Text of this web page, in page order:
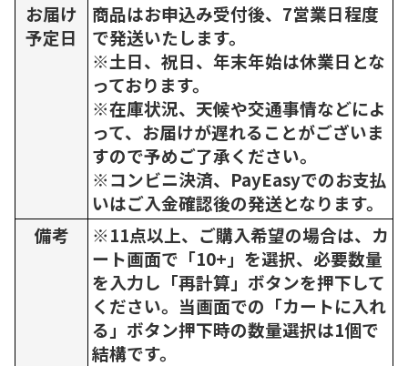
お届け
予定日
商品はお申込み受付後、7営業日程度
で発送いたします。
※土日、祝日、年末年始は休業日とな
っております。
※在庫状況、天候や交通事情などによ
って、お届けが遅れることがございま
すので予めご了承ください。
※コンビニ決済、PayEasyでのお支払
いはご入金確認後の発送となります。
備考
※11点以上、ご購入希望の場合は、カ
ート画面で「10+」を選択、必要数量
を入力し「再計算」ボタンを押下して
ください。当画面での「カートに入れ
る」ボタン押下時の数量選択は1個で
結構です。